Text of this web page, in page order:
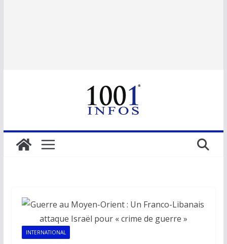
INTERNATIONAL